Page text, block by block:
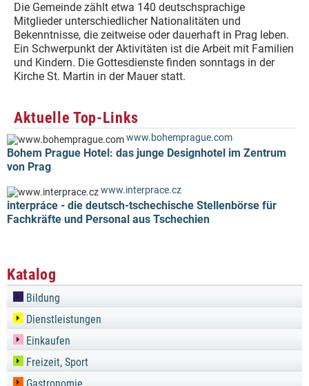
Die Gemeinde zählt etwa 140 deutschsprachige
Mitglieder unterschiedlicher Nationalitäten und
Bekenntnisse, die zeitweise oder dauerhaft in Prag leben.
Ein Schwerpunkt der Aktivitäten ist die Arbeit mit Familien
und Kindern. Die Gottesdienste finden sonntags in der
Kirche St. Martin in der Mauer statt.
Aktuelle Top-Links
www.bohemprague.com
Bohem Prague Hotel: das junge Designhotel im Zentrum
von Prag
www.interprace.cz
interpráce - die deutsch-tschechische Stellenbörse für
Fachkräfte und Personal aus Tschechien
Katalog
Bildung
Dienstleistungen
Einkaufen
Freizeit, Sport